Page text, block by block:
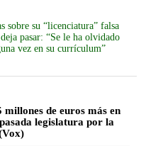
sobre su “licenciatura” falsa
pasar: “Se le ha olvidado
vez en su currículum”
de euros más en
legislatura por la